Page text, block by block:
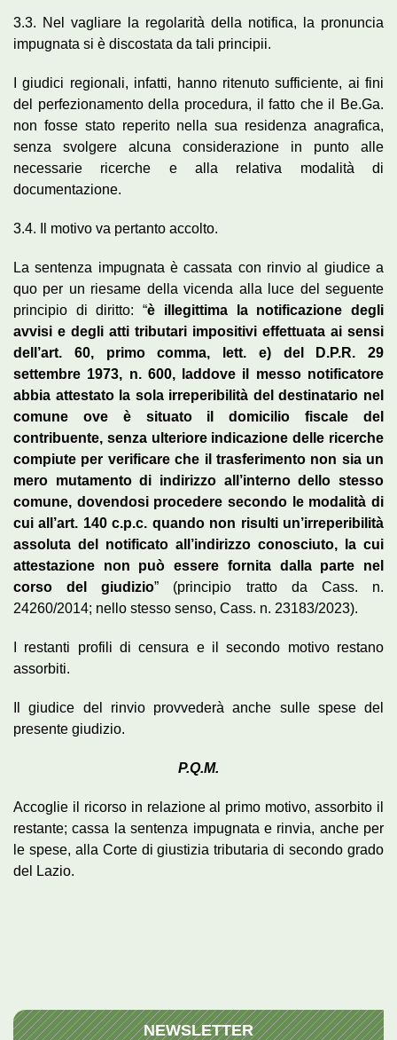
3.3. Nel vagliare la regolarità della notifica, la pronuncia
impugnata si è discostata da tali principii.
I giudici regionali, infatti, hanno ritenuto sufficiente, ai fini
del perfezionamento della procedura, il fatto che il Be.Ga.
non fosse stato reperito nella sua residenza anagrafica,
senza svolgere alcuna considerazione in punto alle
necessarie ricerche e alla relativa modalità di
documentazione.
3.4. Il motivo va pertanto accolto.
La sentenza impugnata è cassata con rinvio al giudice a
quo per un riesame della vicenda alla luce del seguente
principio di diritto: “è illegittima la notificazione degli
avvisi e degli atti tributari impositivi effettuata ai sensi
dell’art. 60, primo comma, lett. e) del D.P.R. 29
settembre 1973, n. 600, laddove il messo notificatore
abbia attestato la sola irreperibilità del destinatario nel
comune ove è situato il domicilio fiscale del
contribuente, senza ulteriore indicazione delle ricerche
compiute per verificare che il trasferimento non sia un
mero mutamento di indirizzo all’interno dello stesso
comune, dovendosi procedere secondo le modalità di
cui all’art. 140 c.p.c. quando non risulti un’irreperibilità
assoluta del notificato all’indirizzo conosciuto, la cui
attestazione non può essere fornita dalla parte nel
corso del giudizio” (principio tratto da Cass. n.
24260/2014; nello stesso senso, Cass. n. 23183/2023).
I restanti profili di censura e il secondo motivo restano
assorbiti.
Il giudice del rinvio provvederà anche sulle spese del
presente giudizio.
P.Q.M.
Accoglie il ricorso in relazione al primo motivo, assorbito il
restante; cassa la sentenza impugnata e rinvia, anche per
le spese, alla Corte di giustizia tributaria di secondo grado
del Lazio.
NEWSLETTER